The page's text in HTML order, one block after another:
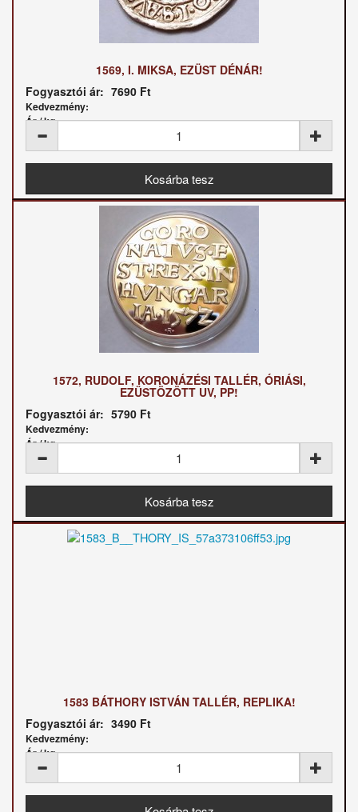
1569, I. MIKSA, EZÜST DÉNÁR!
Fogyasztói ár: 7690 Ft
Kedvezmény:
Ár / kg:
1572, RUDOLF, KORONÁZÉSI TALLÉR, ÓRIÁSI,
EZÜSTÖZÖTT UV, PP!
Fogyasztói ár: 5790 Ft
Kedvezmény:
Ár / kg:
1583 BÁTHORY ISTVÁN TALLÉR, REPLIKA!
Fogyasztói ár: 3490 Ft
Kedvezmény:
Ár / kg: